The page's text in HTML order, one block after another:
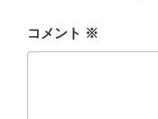
コメント ※